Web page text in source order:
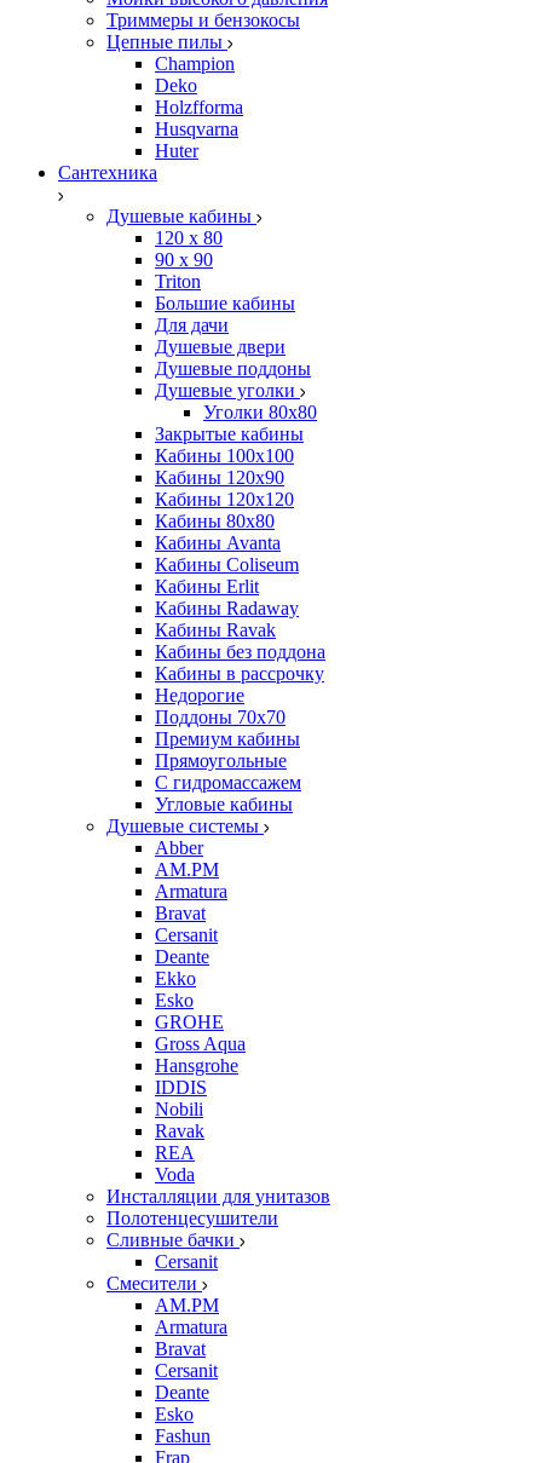
Триммеры и бензокосы
Цепные пилы
Champion
Deko
Holzfforma
Husqvarna
Huter
Сантехника
Душевые кабины
120 x 80
90 х 90
Triton
Большие кабины
Для дачи
Душевые двери
Душевые поддоны
Душевые уголки
Уголки 80х80
Закрытые кабины
Кабины 100x100
Кабины 120x90
Кабины 120х120
Кабины 80х80
Кабины Avanta
Кабины Coliseum
Кабины Erlit
Кабины Radaway
Кабины Ravak
Кабины без поддона
Кабины в рассрочку
Недорогие
Поддоны 70x70
Премиум кабины
Прямоугольные
С гидромассажем
Угловые кабины
Душевые системы
Abber
AM.PM
Armatura
Bravat
Cersanit
Deante
Ekko
Esko
GROHE
Gross Aqua
Hansgrohe
IDDIS
Nobili
Ravak
REA
Voda
Инсталляции для унитазов
Полотенцесушители
Сливные бачки
Cersanit
Смесители
AM.PM
Armatura
Bravat
Cersanit
Deante
Esko
Fashun
Frap